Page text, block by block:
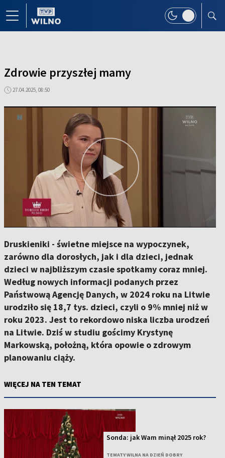
Zdrowie przyszłej mamy
27.04.2025, 08:50
Druskieniki - świetne miejsce na wypoczynek,
zarówno dla dorosłych, jak i dla dzieci, jednak
dzieci w najbliższym czasie spotkamy coraz mniej.
Według nowych informacji podanych przez
Państwową Agencję Danych, w 2024 roku na Litwie
urodziło się 18,7 tys. dzieci, czyli o 9% mniej niż w
roku 2023. Jest to rekordowo niska liczba urodzeń
na Litwie. Dziś w studiu gościmy Krystynę
Markowską, położną, która opowie o zdrowym
planowaniu ciąży.
WIĘCEJ NA TEN TEMAT
Sonda: jak Wam minął 2025 rok?
TEMATY WILNA NA DZIEŃ DOBRY